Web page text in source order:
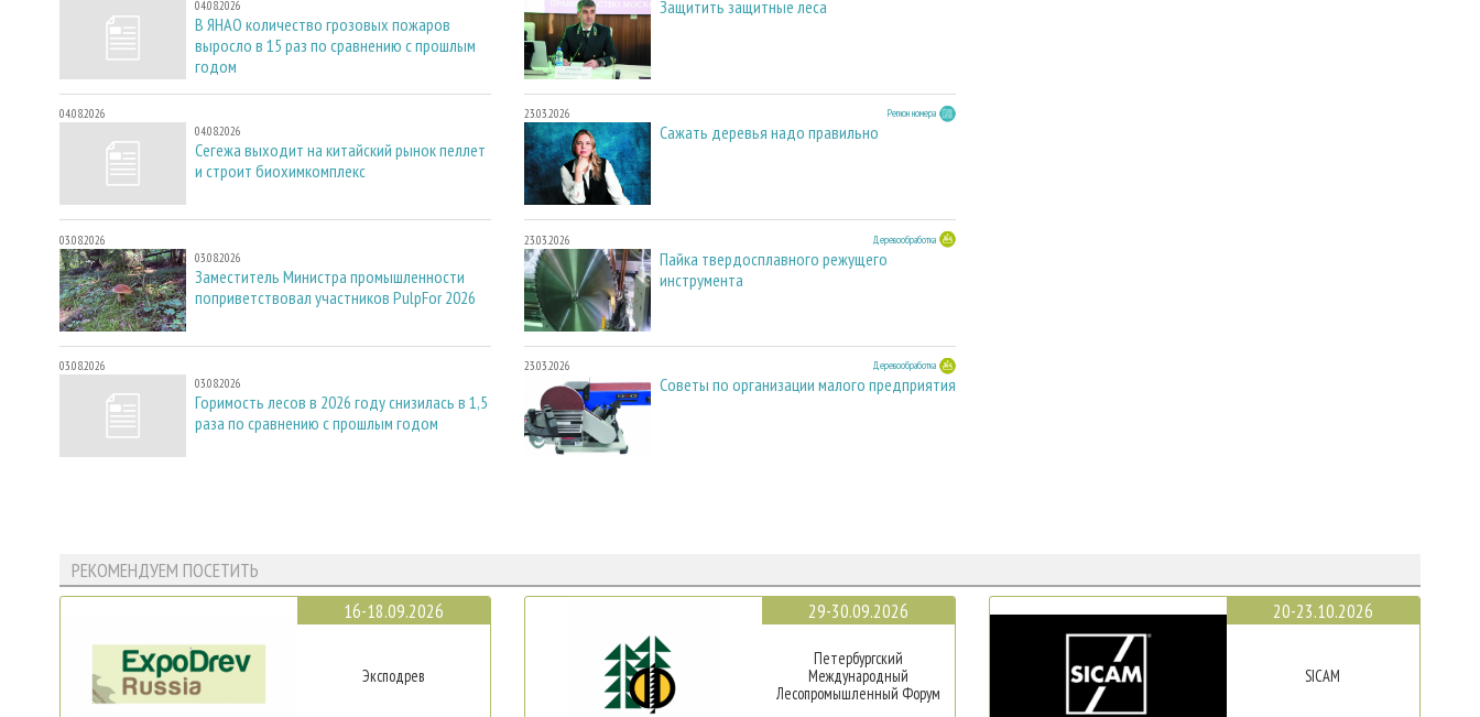
04.08.2026
В ЯНАО количество грозовых пожаров
выросло в 15 раз по сравнению с прошлым
годом
04.08.2026
04.08.2026
Сегежа выходит на китайский рынок пеллет
и строит биохимкомплекс
03.08.2026
03.08.2026
Заместитель Министра промышленности
поприветствовал участников PulpFor 2026
03.08.2026
03.08.2026
Горимость лесов в 2026 году снизилась в 1,5
раза по сравнению с прошлым годом
Защитить защитные леса
23.03.2026 Регион номера
Сажать деревья надо правильно
23.03.2026 Деревообработка
Пайка твердосплавного режущего
инструмента
23.03.2026 Деревообработка
Советы по организации малого предприятия
РЕКОМЕНДУЕМ ПОСЕТИТЬ
16-18.09.2026
Эксподрев
29-30.09.2026
Петербургский
Международный
Лесопромышленный Форум
20-23.10.2026
SICAM